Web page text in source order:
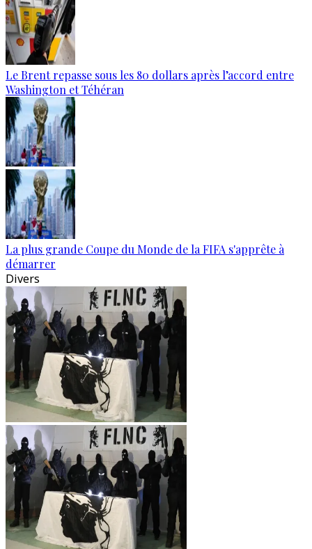
Le Brent repasse sous les 80 dollars après l’accord entre
Washington et Téhéran
La plus grande Coupe du Monde de la FIFA s'apprête à
démarrer
Divers